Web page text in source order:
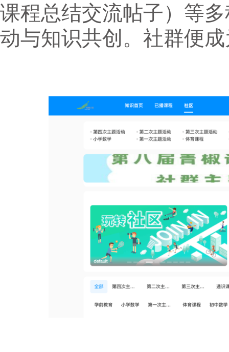
课程总结交流帖子）等
动与知识共创。社群便